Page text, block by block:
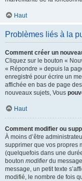
Haut
Problèmes liés à la
Comment créer un
Cliquez sur le bouton «
« Répondre » depuis la
enregistré pour écrire un
affichée en bas de page
nouveaux sujets, Vous
Haut
Comment modifier ou
À moins d’être
supprimer que vos propres
(quelquefois dans une
bouton modifierdu
message, un petit texte
modifié, le nombre de fois